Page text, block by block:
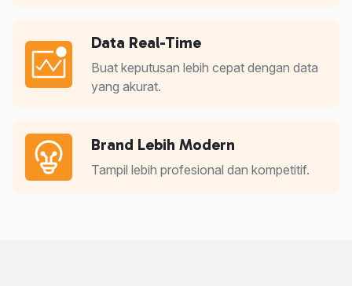
Data Real-Time
Buat keputusan lebih cepat dengan data
yang akurat.
Brand Lebih Modern
Tampil lebih profesional dan kompetitif.